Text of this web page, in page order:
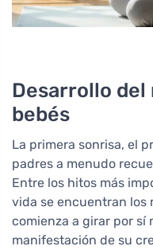
Desarrollo
bebés
La primera sonrisa, el
padres a menudo
Entre los hitos más
vida se encuentran los
comienza a girar por sí
manifestación de su